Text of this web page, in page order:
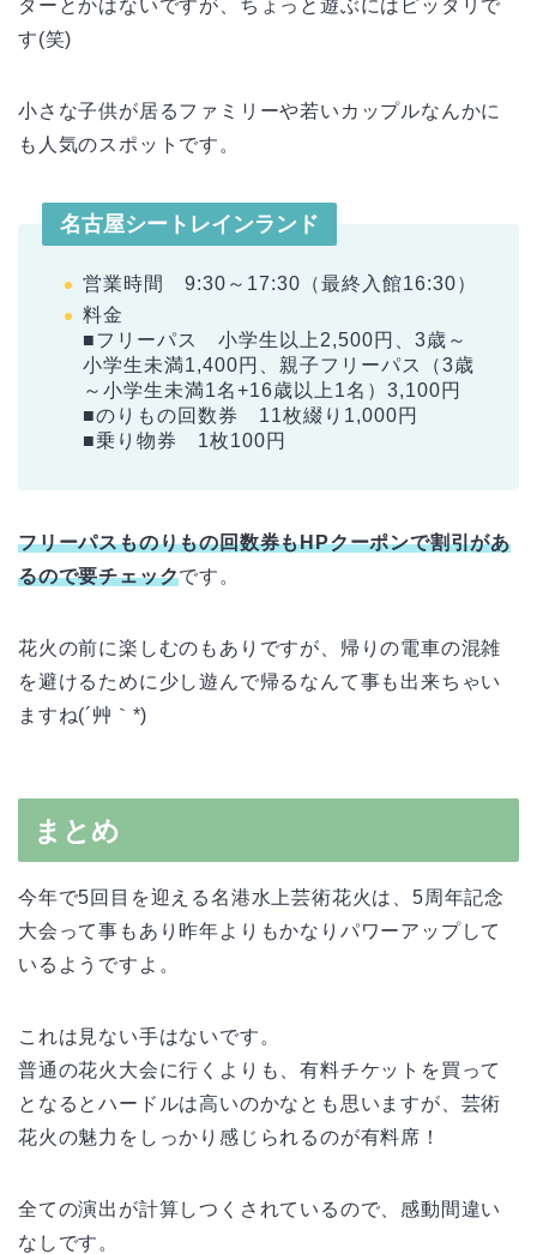
ターとかはないですが、ちょっと遊ぶにはピッタリで
す(笑)
小さな子供が居るファミリーや若いカップルなんかに
も人気のスポットです。
名古屋シートレインランド
営業時間 9:30～17:30（最終入館16:30）
料金
■フリーパス 小学生以上2,500円、3歳～
小学生未満1,400円、親子フリーパス（3歳
～小学生未満1名+16歳以上1名）3,100円
■のりもの回数券 11枚綴り1,000円
■乗り物券 1枚100円
フリーパスものりもの回数券もHPクーポンで割引があ
るので要チェックです。
花火の前に楽しむのもありですが、帰りの電車の混雑
を避けるために少し遊んで帰るなんて事も出来ちゃい
ますね(´艸｀*)
まとめ
今年で5回目を迎える名港水上芸術花火は、5周年記念
大会って事もあり昨年よりもかなりパワーアップして
いるようですよ。
これは見ない手はないです。
普通の花火大会に行くよりも、有料チケットを買って
となるとハードルは高いのかなとも思いますが、芸術
花火の魅力をしっかり感じられるのが有料席！
全ての演出が計算しつくされているので、感動間違い
なしです。